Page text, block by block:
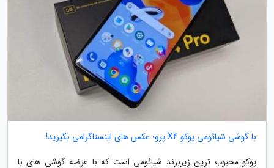
با گوشی شیائومی پوکو X4 پرو؛ عکس های اینستاگرامی بگیرید!
پوکو محبوب ترین زیربرند شیائومی است که با عرضه گوشی های با